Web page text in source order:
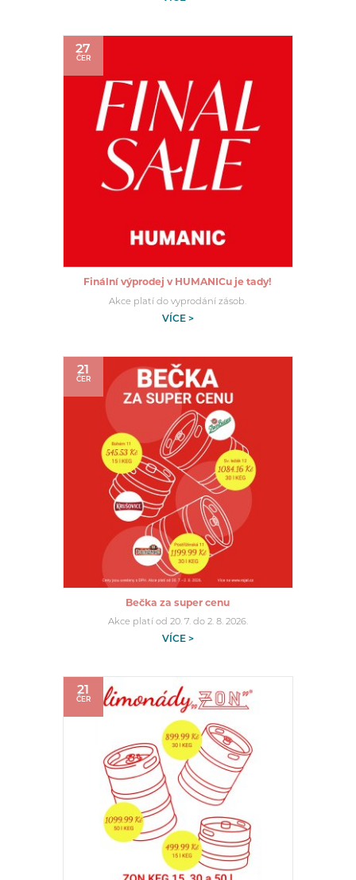
27
ČER
Finální výprodej v HUMANICu je tady!
Akce platí do vyprodání zásob.
VÍCE >
21
ČER
Bečka za super cenu
Akce platí od 20. 7. do 2. 8. 2026.
VÍCE >
21
ČER